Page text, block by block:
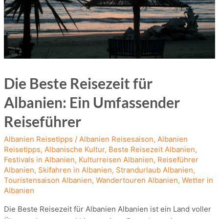
Die Beste Reisezeit für
Albanien: Ein Umfassender
Reiseführer
Albanien Reisetipps /Albanien Reisesaison,Albanien
Reisetipps,Albanische Kultur, Beste Reisezeit Albanien,
Festivals in Albanien, Kulturreisen Albanien, Reiseführer
Albanien, Skifahren in Albanien, Strandurlaub Albanien,
Touristensaison Albanien,Wandertouren Albanien,Wetter in
Albanien
Die Beste Reisezeit für Albanien Albanien ist ein Land voller